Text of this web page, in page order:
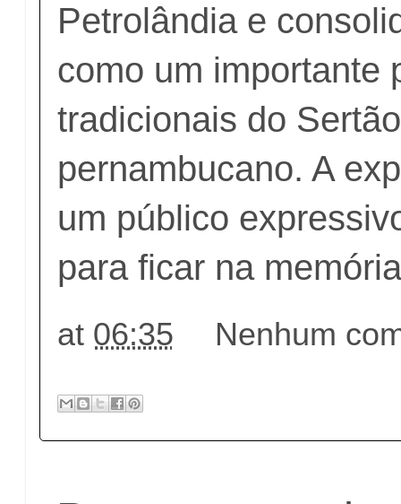
Petrolândia e
como um importante
tradicionais do Sertão
pernambucano. A
um público
para ficar na
at 06:35 Nenhum